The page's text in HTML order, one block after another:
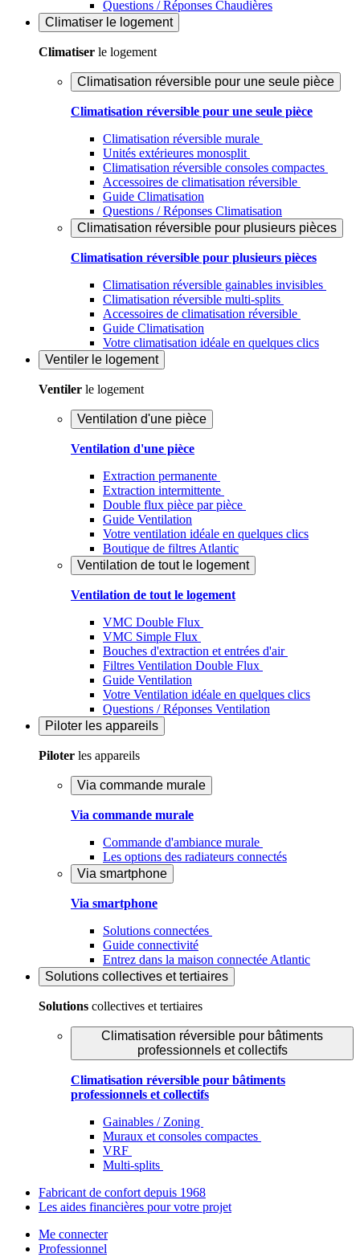
Questions / Réponses Chaudières
Climatiser le logement
Climatiser le logement
Climatisation réversible pour une seule pièce
Climatisation réversible pour une seule pièce
Climatisation réversible murale
Unités extérieures monosplit
Climatisation réversible consoles compactes
Accessoires de climatisation réversible
Guide Climatisation
Questions / Réponses Climatisation
Climatisation réversible pour plusieurs pièces
Climatisation réversible pour plusieurs pièces
Climatisation réversible gainables invisibles
Climatisation réversible multi-splits
Accessoires de climatisation réversible
Guide Climatisation
Votre climatisation idéale en quelques clics
Ventiler le logement
Ventiler le logement
Ventilation d'une pièce
Ventilation d'une pièce
Extraction permanente
Extraction intermittente
Double flux pièce par pièce
Guide Ventilation
Votre ventilation idéale en quelques clics
Boutique de filtres Atlantic
Ventilation de tout le logement
Ventilation de tout le logement
VMC Double Flux
VMC Simple Flux
Bouches d'extraction et entrées d'air
Filtres Ventilation Double Flux
Guide Ventilation
Votre Ventilation idéale en quelques clics
Questions / Réponses Ventilation
Piloter les appareils
Piloter les appareils
Via commande murale
Via commande murale
Commande d'ambiance murale
Les options des radiateurs connectés
Via smartphone
Via smartphone
Solutions connectées
Guide connectivité
Entrez dans la maison connectée Atlantic
Solutions collectives et tertiaires
Solutions collectives et tertiaires
Climatisation réversible pour bâtiments
professionnels et collectifs
Climatisation réversible pour bâtiments
professionnels et collectifs
Gainables / Zoning
Muraux et consoles compactes
VRF
Multi-splits
Fabricant de confort depuis 1968
Les aides financières pour votre projet
Me connecter
Professionnel